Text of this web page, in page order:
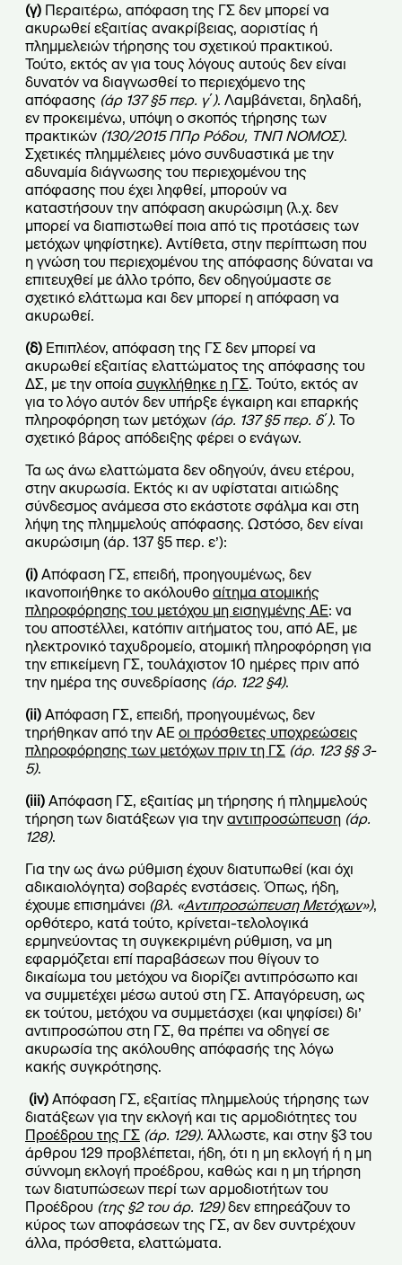
(γ) Περαιτέρω, απόφαση της ΓΣ δεν μπορεί να
ακυρωθεί εξαιτίας ανακρίβειας, αοριστίας ή
πλημμελειών τήρησης του σχετικού πρακτικού.
Τούτο, εκτός αν για τους λόγους αυτούς δεν είναι
δυνατόν να διαγνωσθεί το περιεχόμενο της
απόφασης (άρ 137 §5 περ. γ΄). Λαμβάνεται, δηλαδή,
εν προκειμένω, υπόψη ο σκοπός τήρησης των
πρακτικών (130/2015 ΠΠρ Ρόδου, ΤΝΠ ΝΟΜΟΣ).
Σχετικές πλημμέλειες μόνο συνδυαστικά με την
αδυναμία διάγνωσης του περιεχομένου της
απόφασης που έχει ληφθεί, μπορούν να
καταστήσουν την απόφαση ακυρώσιμη (λ.χ. δεν
μπορεί να διαπιστωθεί ποια από τις προτάσεις των
μετόχων ψηφίστηκε). Αντίθετα, στην περίπτωση που
η γνώση του περιεχομένου της απόφασης δύναται να
επιτευχθεί με άλλο τρόπο, δεν οδηγούμαστε σε
σχετικό ελάττωμα και δεν μπορεί η απόφαση να
ακυρωθεί.
(δ) Επιπλέον, απόφαση της ΓΣ δεν μπορεί να
ακυρωθεί εξαιτίας ελαττώματος της απόφασης του
ΔΣ, με την οποία συγκλήθηκε η ΓΣ. Τούτο, εκτός αν
για το λόγο αυτόν δεν υπήρξε έγκαιρη και επαρκής
πληροφόρηση των μετόχων (άρ. 137 §5 περ. δ΄). Το
σχετικό βάρος απόδειξης φέρει ο ενάγων.
Τα ως άνω ελαττώματα δεν οδηγούν, άνευ ετέρου,
στην ακυρωσία. Εκτός κι αν υφίσταται αιτιώδης
σύνδεσμος ανάμεσα στο εκάστοτε σφάλμα και στη
λήψη της πλημμελούς απόφασης. Ωστόσο, δεν είναι
ακυρώσιμη (άρ. 137 §5 περ. ε’):
(i) Απόφαση ΓΣ, επειδή, προηγουμένως, δεν
ικανοποιήθηκε το ακόλουθο αίτημα ατομικής
πληροφόρησης του μετόχου μη εισηγμένης ΑΕ: να
του αποστέλλει, κατόπιν αιτήματος του, από ΑΕ, με
ηλεκτρονικό ταχυδρομείο, ατομική πληροφόρηση για
την επικείμενη ΓΣ, τουλάχιστον 10 ημέρες πριν από
την ημέρα της συνεδρίασης (άρ. 122 §4).
(ii) Απόφαση ΓΣ, επειδή, προηγουμένως, δεν
τηρήθηκαν από την ΑΕ οι πρόσθετες υποχρεώσεις
πληροφόρησης των μετόχων πριν τη ΓΣ (άρ. 123 §§ 3-
5).
(iii) Απόφαση ΓΣ, εξαιτίας μη τήρησης ή πλημμελούς
τήρηση των διατάξεων για την αντιπροσώπευση (άρ.
128).
Για την ως άνω ρύθμιση έχουν διατυπωθεί (και όχι
αδικαιολόγητα) σοβαρές ενστάσεις. Όπως, ήδη,
έχουμε επισημάνει (βλ. «Αντιπροσώπευση Μετόχων»),
ορθότερο, κατά τούτο, κρίνεται-τελολογικά
ερμηνεύοντας τη συγκεκριμένη ρύθμιση, να μη
εφαρμόζεται επί παραβάσεων που θίγουν το
δικαίωμα του μετόχου να διορίζει αντιπρόσωπο και
να συμμετέχει μέσω αυτού στη ΓΣ. Απαγόρευση, ως
εκ τούτου, μετόχου να συμμετάσχει (και ψηφίσει) δι’
αντιπροσώπου στη ΓΣ, θα πρέπει να οδηγεί σε
ακυρωσία της ακόλουθης απόφασής της λόγω
κακής συγκρότησης.
(iv) Απόφαση ΓΣ, εξαιτίας πλημμελούς τήρησης των
διατάξεων για την εκλογή και τις αρμοδιότητες του
Προέδρου της ΓΣ (άρ. 129). Άλλωστε, και στην §3 του
άρθρου 129 προβλέπεται, ήδη, ότι η μη εκλογή ή η μη
σύννομη εκλογή προέδρου, καθώς και η μη τήρηση
των διατυπώσεων περί των αρμοδιοτήτων του
Προέδρου (της §2 του άρ. 129)δεν επηρεάζουν το
κύρος των αποφάσεων της ΓΣ, αν δεν συντρέχουν
άλλα, πρόσθετα, ελαττώματα.